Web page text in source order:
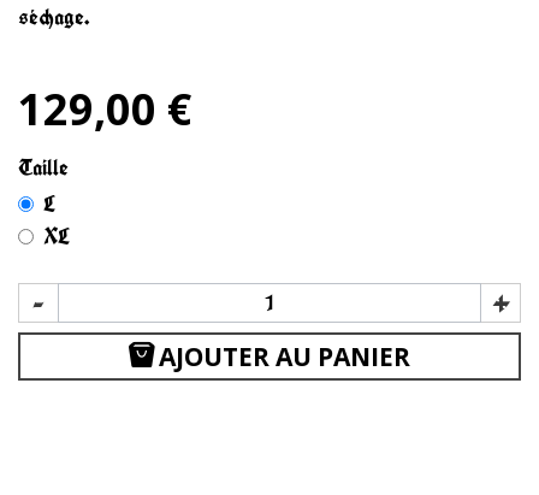
séchage.
129,00 €
Taille
L
XL
- +
AJOUTER AU PANIER